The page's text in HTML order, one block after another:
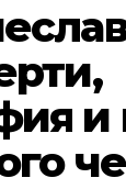
и